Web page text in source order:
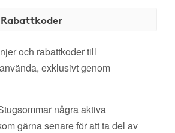
och rabattkoder till
exklusivt genom
några aktiva
gärna senare för att ta del av